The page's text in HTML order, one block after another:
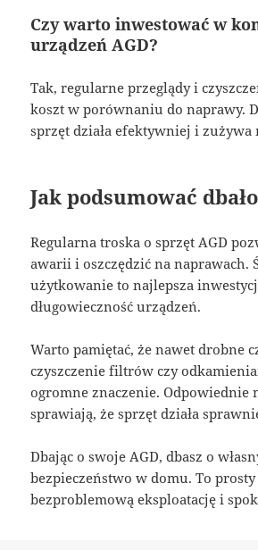
Czy warto inwestować w
urządzeń AGD?
Tak, regularne przeglądy i
koszt w porównaniu do naprawy.
sprzęt działa efektywniej i
Jak podsumować
Regularna troska o sprzęt AGD
awarii i oszczędzić na naprawach.
użytkowanie to najlepsza
długowieczność urządzeń.
Warto pamiętać, że nawet drobne
czyszczenie filtrów czy
ogromne znaczenie. Odpowiednie
sprawiają, że sprzęt działa
Dbając o swoje AGD, dbasz o
bezpieczeństwo w domu. To prosty
bezproblemową eksploatację i